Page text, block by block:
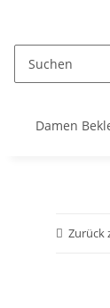
Damen
Zurück